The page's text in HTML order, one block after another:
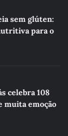
sem glúten:
para o
celebra 108
muita emoção